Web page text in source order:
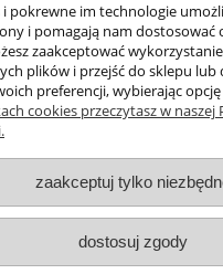
Pomoc
Płatności i dostawa
Informacje
i pokrewne im technologie
i pomagają nam dostosować
zaakceptować
plików i przejść do sklepu lub
preferencji, wybierając
cookies przeczytasz w naszej
zaakceptuj tylko
dostosuj zgody